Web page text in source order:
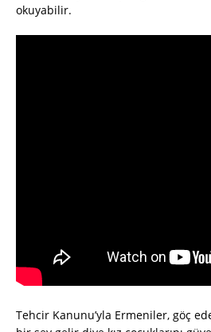
okuyabilir.
Tehcir Kanunu’yla Ermeniler, göç